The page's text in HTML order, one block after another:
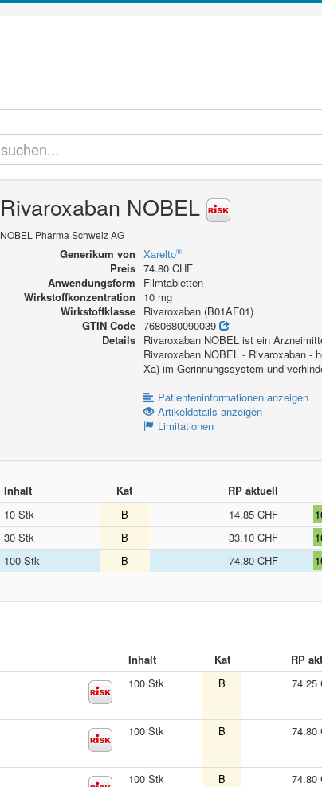
Rivaroxaban NOBEL
NOBEL Pharma Schweiz AG
Generikum von Xarelto®
Preis 74.80 CHF
Anwendungsform
Filmtabletten
Wirkstoffkonzentration
10 mg
Wirkstoffklasse Rivaroxaban (B01AF01)
GTIN Code 7680680090039
Details Rivaroxaban NOBEL ist ein
Rivaroxaban NOBEL - Rivaroxaban
Xa) im Gerinnungssystem und
Patienteninformationen anzeigen
Artikeldetails anzeigen
Limitationen
Inhalt Kat RP aktuell
10 Stk
B 14.85 CHF
30 Stk
B 33.10 CHF
100 Stk
B 74.80 CHF
Inhalt Kat RP
100 Stk B 74.25
100 Stk B 74.80
100 Stk B 74.80